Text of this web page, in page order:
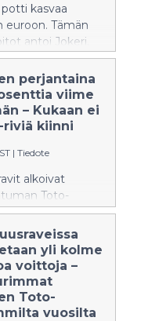
kasvaa
euroon. Tämän
antoi Jokeri.
perjantaina
viime
– Kukaan ei
riviä kiinni
| Tiedote
alkoivat
Toto-
osalta
viime vuoden
yli kolme
voittoja –
Toto-
vuosilta